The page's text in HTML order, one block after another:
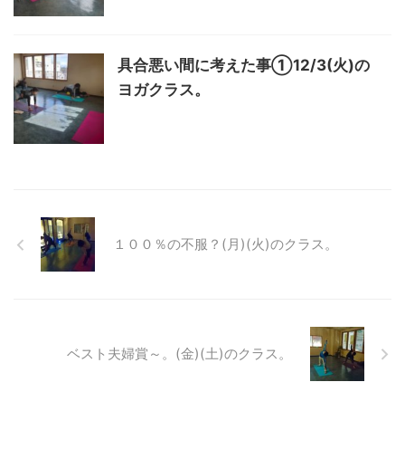
具合悪い間に考えた事①12/3(火)の
ヨガクラス。
１００％の不服？(月)(火)のクラス。
ベスト夫婦賞～。(金)(土)のクラス。